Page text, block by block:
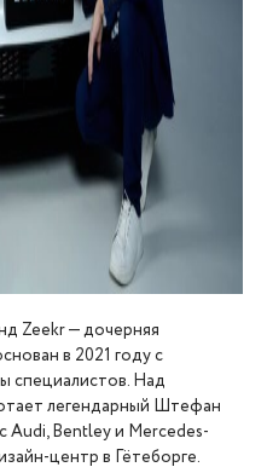
Zeekr — дочерняя
в 2021 году с
специалистов. Над
легендарный Штефан
Audi, Bentley и Mercedes-
центр в Гётеборге.